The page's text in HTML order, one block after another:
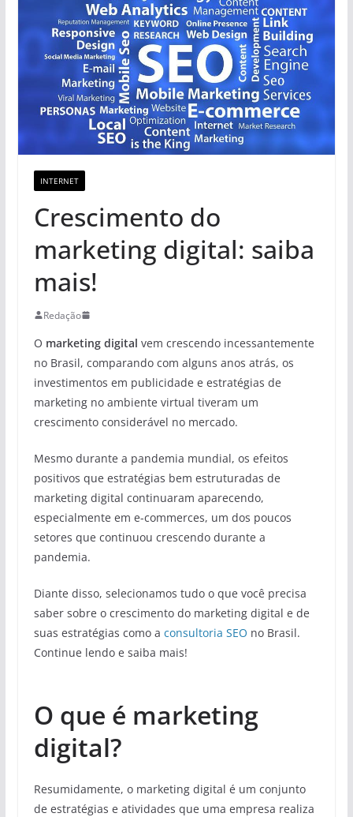
INTERNET
Crescimento do
marketing digital: saiba
mais!
Redação
O marketing digital vem crescendo incessantemente
no Brasil, comparando com alguns anos atrás, os
investimentos em publicidade e estratégias de
marketing no ambiente virtual tiveram um
crescimento considerável no mercado.
Mesmo durante a pandemia mundial, os efeitos
positivos que estratégias bem estruturadas de
marketing digital continuaram aparecendo,
especialmente em e-commerces, um dos poucos
setores que continuou crescendo durante a
pandemia.
Diante disso, selecionamos tudo o que você precisa
saber sobre o crescimento do marketing digital e de
suas estratégias como a consultoria SEO no Brasil.
Continue lendo e saiba mais!
O que é marketing
digital?
Resumidamente, o marketing digital é um conjunto
de estratégias e atividades que uma empresa realiza